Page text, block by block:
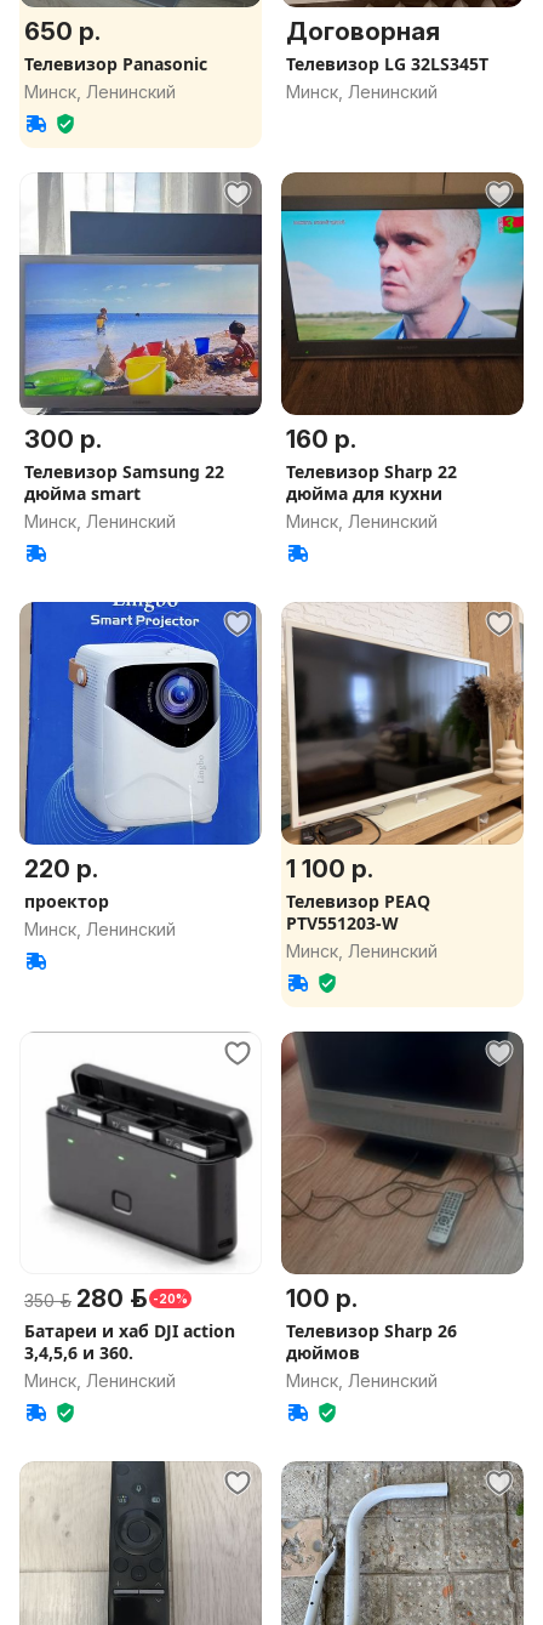
650 р.
Телевизор Panasonic
Минск, Ленинский
Договорная
Телевизор LG 32LS345T
Минск, Ленинский
300 р.
Телевизор Samsung 22
дюйма smart
Минск, Ленинский
160 р.
Телевизор Sharp 22
дюйма для кухни
Минск, Ленинский
220 р.
проектор
Минск, Ленинский
1 100 р.
Телевизор PEAQ
PTV551203-W
Минск, Ленинский
350 р. 280 р. -20%
Батареи и хаб DJI action
3,4,5,6 и 360.
Минск, Ленинский
100 р.
Телевизор Sharp 26
дюймов
Минск, Ленинский